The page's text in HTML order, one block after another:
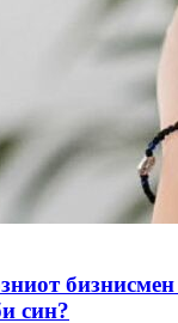
син?